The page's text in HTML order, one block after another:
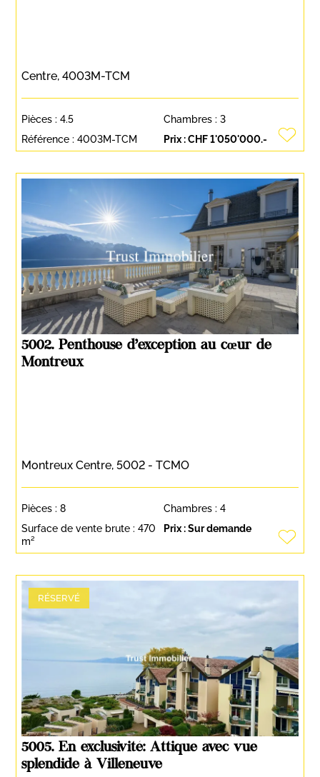
Centre, 4003M-TCM
Prix :CHF 1'050'000.-
Pièces :4.5 Chambres : 3
Référence :4003M-TCM
5002. Penthouse d’exception au cœur de
Montreux
Montreux Centre, 5002 - TCMO
Prix :Sur demande
Pièces :8 Chambres : 4
Surface de vente brute :470
m²
RÉSERVÉ
5005. En exclusivité: Attique avec vue
splendide à Villeneuve